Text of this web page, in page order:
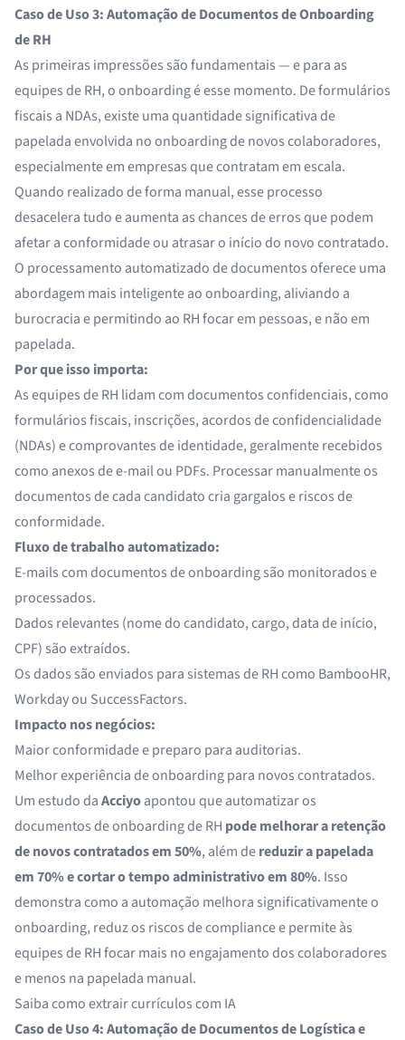
Caso de Uso 3: Automação de Documentos de Onboarding
de RH
As primeiras impressões são fundamentais — e para as
equipes de RH, o onboarding é esse momento. De formulários
fiscais a NDAs, existe uma quantidade significativa de
papelada envolvida no onboarding de novos colaboradores,
especialmente em empresas que contratam em escala.
Quando realizado de forma manual, esse processo
desacelera tudo e aumenta as chances de erros que podem
afetar a conformidade ou atrasar o início do novo contratado.
O processamento automatizado de documentos oferece uma
abordagem mais inteligente ao onboarding, aliviando a
burocracia e permitindo ao RH focar em pessoas, e não em
papelada.
Por que isso importa:
As equipes de RH lidam com documentos confidenciais, como
formulários fiscais, inscrições, acordos de confidencialidade
(NDAs) e comprovantes de identidade, geralmente recebidos
como anexos de e-mail ou PDFs. Processar manualmente os
documentos de cada candidato cria gargalos e riscos de
conformidade.
Fluxo de trabalho automatizado:
E-mails com documentos de onboarding são monitorados e
processados.
Dados relevantes (nome do candidato, cargo, data de início,
CPF) são extraídos.
Os dados são enviados para sistemas de RH como BambooHR,
Workday ou SuccessFactors.
Impacto nos negócios:
Maior conformidade e preparo para auditorias.
Melhor experiência de onboarding para novos contratados.
Um estudo daAcciyoapontou que automatizar os
documentos de onboarding de RH pode melhorar a retenção
de novos contratados em 50%, além dereduzir a papelada
em 70% e cortar o tempo administrativo em 80%. Isso
demonstra como a automação melhora significativamente o
onboarding, reduz os riscos de compliance e permite às
equipes de RH focar mais no engajamento dos colaboradores
e menos na papelada manual.
Saiba comoextrair currículos com IA
Caso de Uso 4: Automação de Documentos de Logística e